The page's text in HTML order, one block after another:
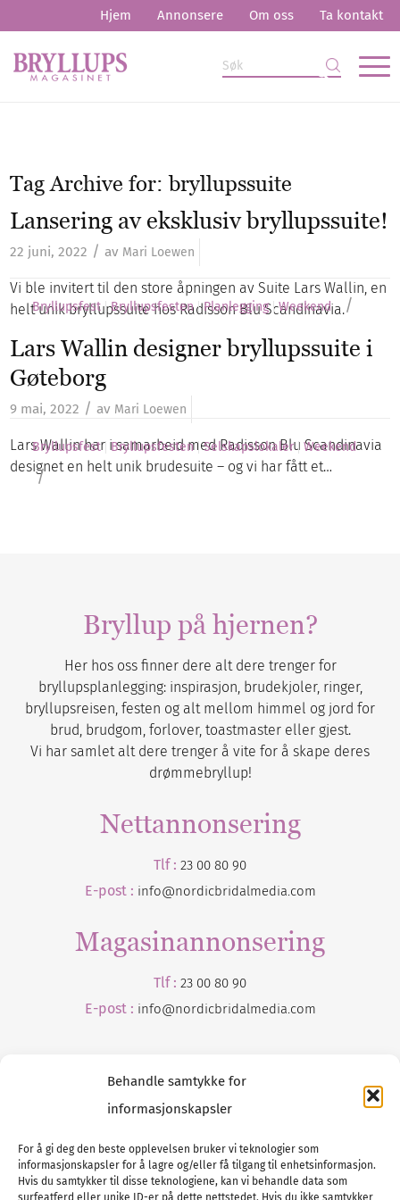
Behandle samtykke for
informasjonskapsler
For å gi deg den beste opplevelsen bruker vi teknologier som
informasjonskapsler for å lagre og/eller få tilgang til enhetsinformasjon.
Hvis du samtykker til disse teknologiene, kan vi behandle data som
surfeatferd eller unike ID-er på dette nettstedet. Hvis du ikke samtykker
Hjem Annonsere Om oss Ta kontakt
Tag Archive for:bryllupssuite
Lansering av eksklusiv bryllupssuite!
22 juni, 2022 / av Mari Loewen
Vi ble invitert til den store åpningen av Suite Lars Wallin, en
helt unik bryllupssuite hos Radisson Blu Scandinavia.
Bryllupsfest Bryllupsfesten Planlegging Weekend /
Lars Wallin designer bryllupssuite i
Gøteborg
9 mai, 2022 / av Mari Loewen
Lars Wallin har i samarbeid med Radisson Blu Scandinavia
designet en helt unik brudesuite – og vi har fått et…
Bryllupsfest Bryllupsfesten Selskapslokaler Weekend
/
Bryllup på hjernen?
Her hos oss finner dere alt dere trenger for
bryllupsplanlegging: inspirasjon, brudekjoler, ringer,
bryllupsreisen, festen og alt mellom himmel og jord for
brud, brudgom, forlover, toastmaster eller gjest.
Vi har samlet alt dere trenger å vite for å skape deres
drømmebryllup!
Nettannonsering
Tlf : 23 00 80 90
E-post : info@nordicbridalmedia.com
Magasinannonsering
Tlf : 23 00 80 90
E-post : info@nordicbridalmedia.com
Tlf :23 00 80 90